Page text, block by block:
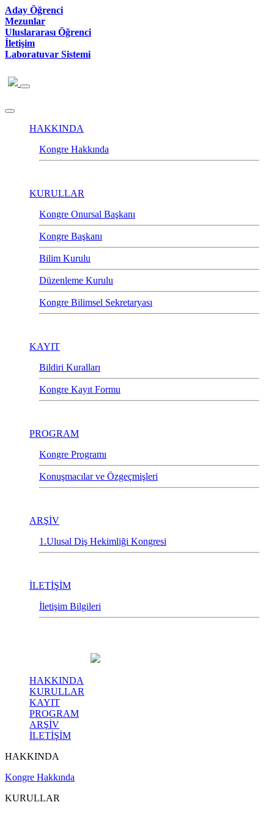
Aday Öğrenci
Mezunlar
Uluslararası Öğrenci
İletişim
Laboratuvar Sistemi
HAKKINDA
Kongre Hakkında
KURULLAR
Kongre Onursal Başkanı
Kongre Başkanı
Bilim Kurulu
Düzenleme Kurulu
Kongre Bilimsel Sekretaryası
KAYIT
Bildiri Kuralları
Kongre Kayıt Formu
PROGRAM
Kongre Programı
Konuşmacılar ve Özgeçmişleri
ARŞİV
1.Ulusal Diş Hekimliği Kongresi
İLETİŞİM
İletişim Bilgileri
HAKKINDA
KURULLAR
KAYIT
PROGRAM
ARŞİV
İLETİŞİM
HAKKINDA
Kongre Hakkında
KURULLAR